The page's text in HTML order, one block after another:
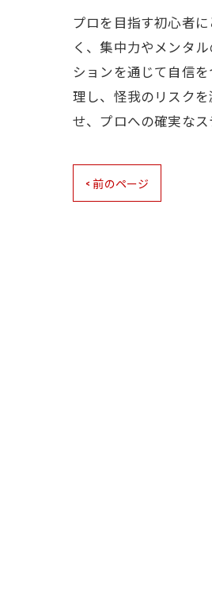
プロを目指す初心者
く、集中力やメンタ
ションを通じて自信
理し、怪我のリスク
せ、プロへの確実な
< 前のページ